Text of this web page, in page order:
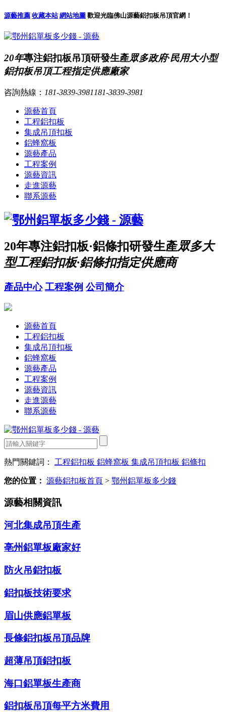
源藝推薦 收藏本站 網站地圖 歡迎光臨佛山源藝鋁扣板吊頂官網！
20年專注鋁扣板吊頂研發生產眾多政府·民用大小型
鋁扣板吊頂工程指定供應廠家
咨詢熱線： 181-3839-3981 181-3839-3981
源藝首頁
工程鋁扣板
集成吊頂扣板
鋁蜂窩板
源藝產品
工程案例
源藝資訊
走進源藝
聯系源藝
20年專注鋁扣板·鋁條扣研發生產眾多大
型工程鋁扣板·鋁條扣指定供應商
產品中心 工程案例 公司簡介
源藝首頁
工程鋁扣板
集成吊頂扣板
鋁蜂窩板
源藝產品
工程案例
源藝資訊
走進源藝
聯系源藝
熱門關鍵詞： 工程鋁扣板 鋁蜂窩板 集成吊頂扣板 鋁條扣
您的位置： 源藝鋁扣板首頁 > 鄂州鋁單板多少錢
源藝相關資訊
河北集成吊頂生產
亳州鋁單板廠家好
防火吊鋁扣板
鋁扣板技術要求
眉山供應鋁單板
長條鋁扣板吊頂品牌
超薄吊頂鋁扣板
海口鋁單板生產商
鋁扣板吊頂每平方米費用